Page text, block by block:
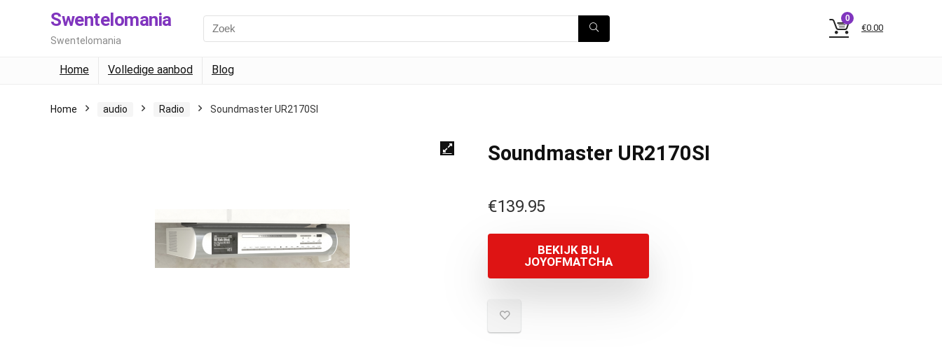
Swentelomania
Swentelomania
0
€0.00
Home Volledige aanbod Blog
Home audio Radio Soundmaster UR2170SI
Soundmaster UR2170SI
€139.95
BEKIJK BIJ
JOYOFMATCHA